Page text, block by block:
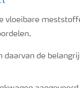
vloeibare
daarvan de